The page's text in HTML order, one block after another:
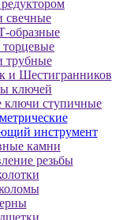
свечные
образные
трубные
и Шестигранников
ключей
ключи ступичные
инструмент
камни
резьбы